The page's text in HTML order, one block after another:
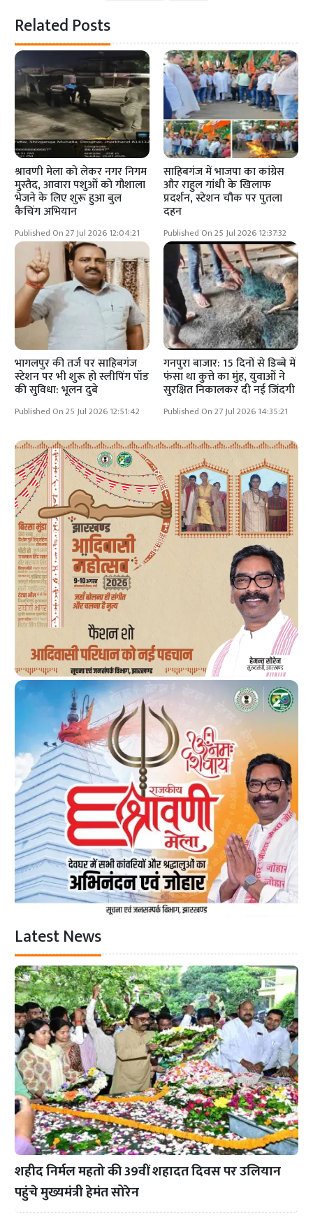
Related Posts
श्रावणी मेला को लेकर नगर निगम
मुस्तैद, आवारा पशुओं को गौशाला
भेजने के लिए शुरू हुआ बुल
कैचिंग अभियान
Published On 27 Jul 2026 12:04:21
साहिबगंज में भाजपा का कांग्रेस
और राहुल गांधी के खिलाफ
प्रदर्शन, स्टेशन चौक पर पुतला
दहन
Published On 25 Jul 2026 12:37:32
भागलपुर की तर्ज पर साहिबगंज
स्टेशन पर भी शुरू हो स्लीपिंग पॉड
की सुविधा: भूलन दुबे
Published On 25 Jul 2026 12:51:42
गनपुरा बाजार: 15 दिनों से डिब्बे में
फंसा था कुत्ते का मुंह, युवाओं ने
सुरक्षित निकालकर दी नई जिंदगी
Published On 27 Jul 2026 14:35:21
Latest News
शहीद निर्मल महतो की 39वीं शहादत दिवस पर उलियान
पहुंचे मुख्यमंत्री हेमंत सोरेन